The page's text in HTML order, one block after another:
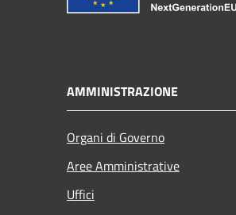
AMMINISTRAZIONE
Organi di Governo
Aree Amministrative
Uffici